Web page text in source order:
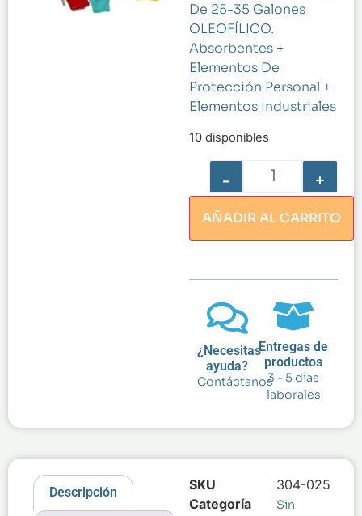
De 25-35 Galones
OLEOFÍLICO.
Absorbentes +
Elementos De
Protección Personal +
Elementos Industriales
10 disponibles
- +
AÑADIR AL CARRITO
¿Necesitas
ayuda?
Contáctanos
Entregas de
productos
3 - 5 días
laborales
Descripción SKU
304-025
Categoría
Sin